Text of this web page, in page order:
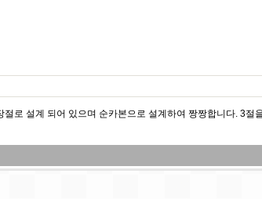
절로 설계 되어 있으며 순카본으로 설계하여 짱짱합니다. 3절